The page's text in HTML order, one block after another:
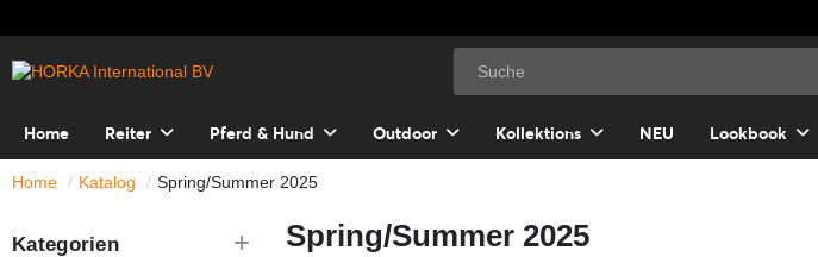
Home Reiter Pferd & Hund Outdoor Kollektions NEU Lookbook
Home Katalog Spring/Summer 2025
Kategorien Spring/Summer 2025